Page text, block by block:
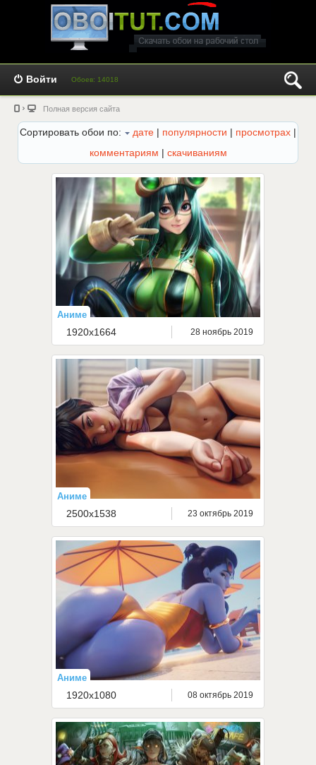
Войти Обоев: 14018
Полная версия сайта
Сортировать обои по: дате | популярности | просмотрах |
комментариям | скачиваниям
Аниме
1920x1664 28 ноябрь 2019
Аниме
2500x1538 23 октябрь 2019
Аниме
1920x1080 08 октябрь 2019